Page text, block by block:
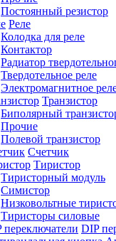
Постоянный резистор
Реле
Колодка для реле
Контактор
Радиатор
Твердотельное реле
Электромагнитное
Транзистор
Биполярный
Прочие
Полевой транзистор
Счетчик
Тиристор
Тиристорный модуль
Симистор
Низковольтные
Тиристоры силовые
DIP